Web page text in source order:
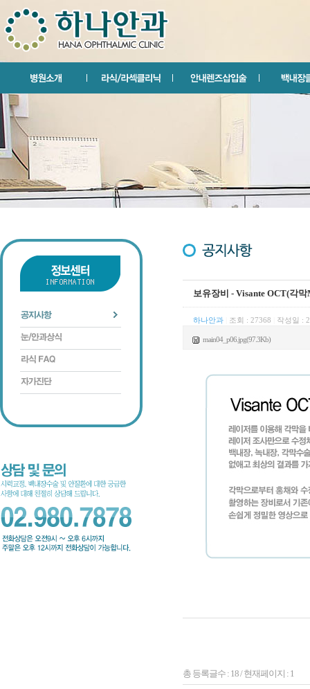
보유장비 - Visante OCT(각
하나안과 조회 : 27368 작성일 :
main04_p06.jpg(97.3Kb)
총 등록글수 : 18 / 현재페이지 : 1